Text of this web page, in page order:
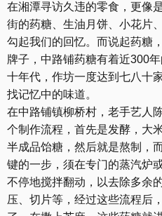
在湘潭寻访久违的零食，更像
街的药糖、生油月饼、小花
勾起我们的回忆。而说起药糖
牌子，中路铺药糖有着近300
十年代，作坊一度达到七八十
找记忆中的味道。
在中路铺镇柳桥村，老手艺人
个制作流程，首先是发酵，大
半成品饴糖，然后就是熬制，
键的一步，须在专门的蒸汽炉
不停地搅拌翻动，以去除多余
压、切片等，经过这些流程后